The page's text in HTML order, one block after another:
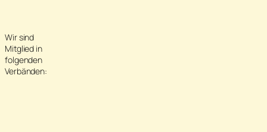
Wir sind
Mitglied in
folgenden
Verbänden: